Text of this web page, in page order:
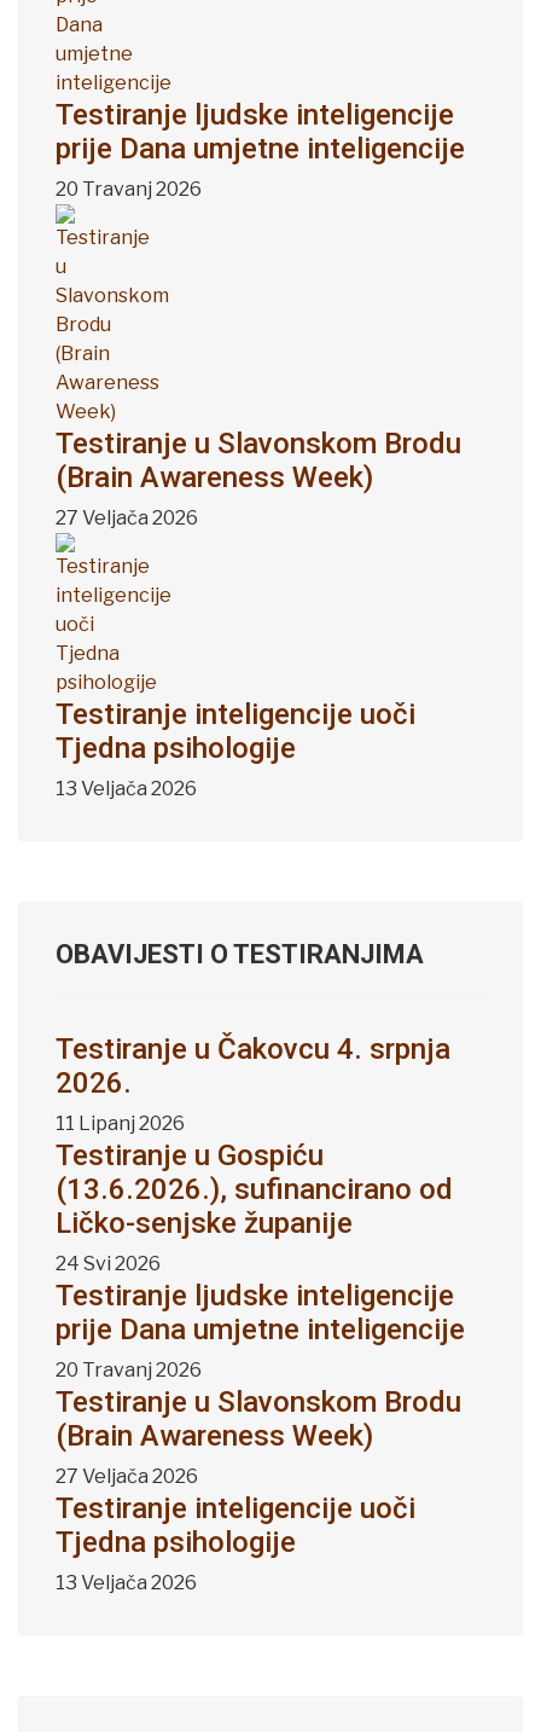
Testiranje ljudske inteligencije
prije Dana umjetne inteligencije
20 Travanj 2026
Testiranje u Slavonskom Brodu
(Brain Awareness Week)
27 Veljača 2026
Testiranje inteligencije uoči
Tjedna psihologije
13 Veljača 2026
OBAVIJESTI O TESTIRANJIMA
Testiranje u Čakovcu 4. srpnja
2026.
11 Lipanj 2026
Testiranje u Gospiću
(13.6.2026.), sufinancirano od
Ličko-senjske županije
24 Svi 2026
Testiranje ljudske inteligencije
prije Dana umjetne inteligencije
20 Travanj 2026
Testiranje u Slavonskom Brodu
(Brain Awareness Week)
27 Veljača 2026
Testiranje inteligencije uoči
Tjedna psihologije
13 Veljača 2026